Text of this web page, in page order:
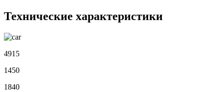
Технические характеристики
4915
1450
1840